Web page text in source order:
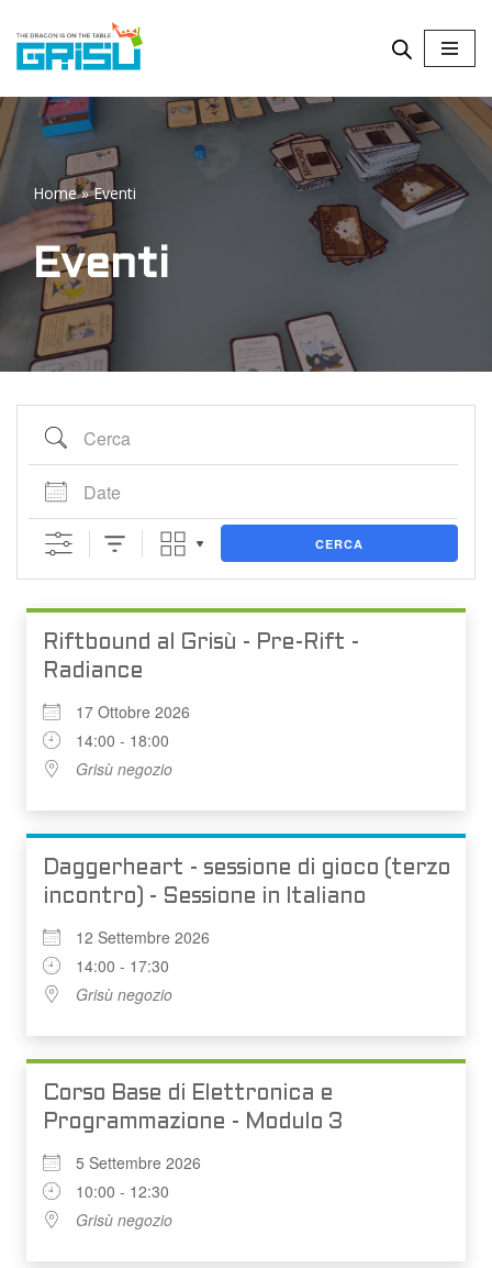
Vai
contenuto
Home»Eventi
Eventi
CERCA
Riftbound al Grisù - Pre-Rift -
Radiance
17 Ottobre 2026
14:00 - 18:00
Grisù negozio
Daggerheart - sessione di gioco (terzo
incontro) - Sessione in Italiano
12 Settembre 2026
14:00 - 17:30
Grisù negozio
Corso Base di Elettronica e
Programmazione - Modulo 3
5 Settembre 2026
10:00 - 12:30
Grisù negozio